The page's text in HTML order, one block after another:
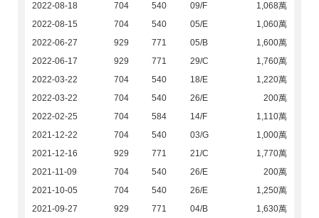
2022-08-18
704 540 09/F
1,068萬
2022-08-15
704 540 05/E
1,060萬
2022-06-27
929 771 05/B
1,600萬
2022-06-17
929 771 29/C
1,760萬
2022-03-22
704 540 18/E
1,220萬
2022-03-22
704 540 26/E
200萬
2022-02-25
704 584 14/F
1,110萬
2021-12-22
704 540 03/G
1,000萬
2021-12-16
929 771 21/C
1,770萬
2021-11-09
704 540 26/E
200萬
2021-10-05
704 540 26/E
1,250萬
2021-09-27
929 771 04/B 1,630萬